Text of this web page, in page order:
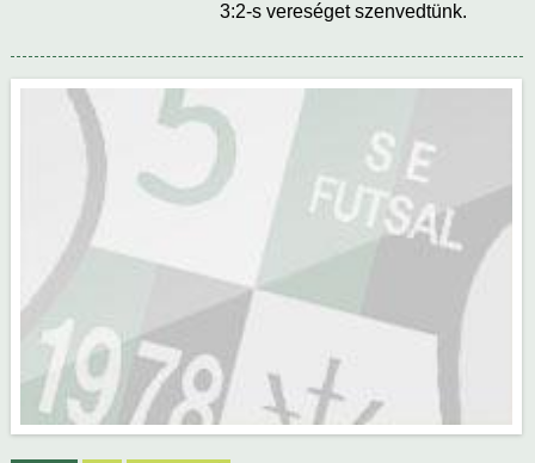
3:2-s vereséget szenvedtünk.